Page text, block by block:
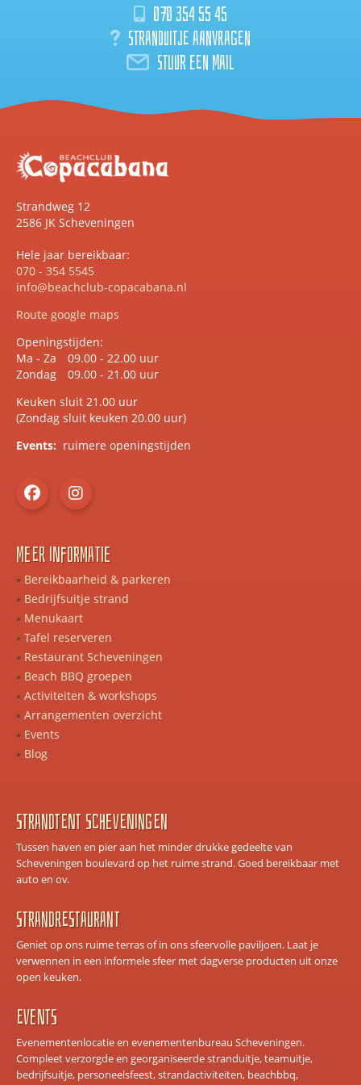
070 354 55 45
Stranduitje aanvragen
Stuur een mail
Strandweg 12
2586 JK Scheveningen
Hele jaar bereikbaar:
070 - 354 5545
info@beachclub-copacabana.nl
Route google maps
Openingstijden:
Ma - Za
09.00 - 22.00 uur
Zondag
09.00 - 21.00 uur
Keuken sluit 21.00 uur
(Zondag sluit keuken 20.00 uur)
Events: ruimere openingstijden
Strandtent scheveningen
Tussen haven en pier aan het minder drukke gedeelte van
Scheveningen boulevard op het ruime strand. Goed bereikbaar met
auto en ov.
Strandrestaurant
Geniet op ons ruime terras of in ons sfeervolle paviljoen. Laat je
verwennen in een informele sfeer met dagverse producten uit onze
open keuken.
Events
Evenementenlocatie en evenementenbureau Scheveningen.
Compleet verzorgde en georganiseerde stranduitje, teamuitje,
bedrijfsuitje, personeelsfeest, strandactiviteiten, beachbbq,
Meer informatie
Bereikbaarheid & parkeren
Bedrijfsuitje strand
Menukaart
Tafel reserveren
Restaurant Scheveningen
Beach BBQ groepen
Activiteiten & workshops
Arrangementen overzicht
Events
Blog